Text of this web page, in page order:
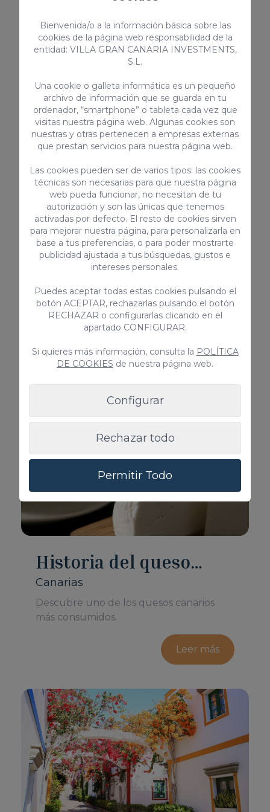
canarios: potaje de
berros
Conoce uno de los platos de cuchara
más importantes del archipiélago.
Fogones tradicionales
canarios: carne de
cabra
Canarias
Conoce uno de los tipos de carne más
consumidos en Canarias.
Leer más
Historia del queso
tierno canario
Canarias
Descubre uno de los quesos canarios
más consumidos.
Leer más
Bienvenida/o a la información básica sobre las
cookies de la página web responsabilidad de la
entidad: VILLA GRAN CANARIA INVESTMENTS,
S.L.
Una cookie o galleta informática es un pequeño
archivo de información que se guarda en tu
ordenador, “smartphone” o tableta cada vez que
visitas nuestra página web. Algunas cookies son
nuestras y otras pertenecen a empresas externas
que prestan servicios para nuestra página web.
Las cookies pueden ser de varios tipos: las cookies
técnicas son necesarias para que nuestra página
web pueda funcionar, no necesitan de tu
autorización y son las únicas que tenemos
activadas por defecto. El resto de cookies sirven
para mejorar nuestra página, para personalizarla en
base a tus preferencias, o para poder mostrarte
publicidad ajustada a tus búsquedas, gustos e
intereses personales.
Puedes aceptar todas estas cookies pulsando el
botón ACEPTAR, rechazarlas pulsando el botón
RECHAZAR o configurarlas clicando en el
apartado CONFIGURAR.
Si quieres más información, consulta la POLÍTICA
DE COOKIES de nuestra página web.
Configurar
Rechazar todo
Permitir Todo